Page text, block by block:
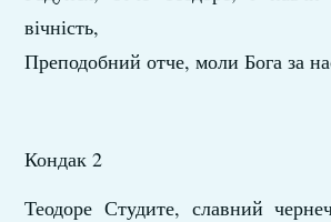
вічність,
Преподобний отче, моли Бога за
Кондак 2
Теодоре Студите, славний